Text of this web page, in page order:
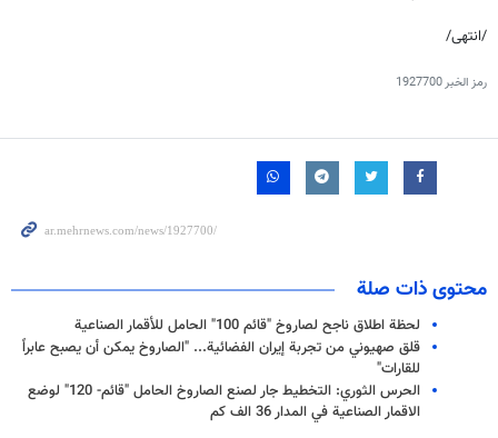
/انتهى/
رمز الخبر1927700
محتوى ذات صلة
لحظة اطلاق ناجح لصاروخ "قائم 100" الحامل للأقمار الصناعية
قلق صهيوني من تجربة إيران الفضائية... "الصاروخ يمكن أن يصبح عابراً
للقارات"
الحرس الثوري: التخطيط جار لصنع الصاروخ الحامل "قائم- 120" لوضع
الاقمار الصناعية في المدار 36 الف كم